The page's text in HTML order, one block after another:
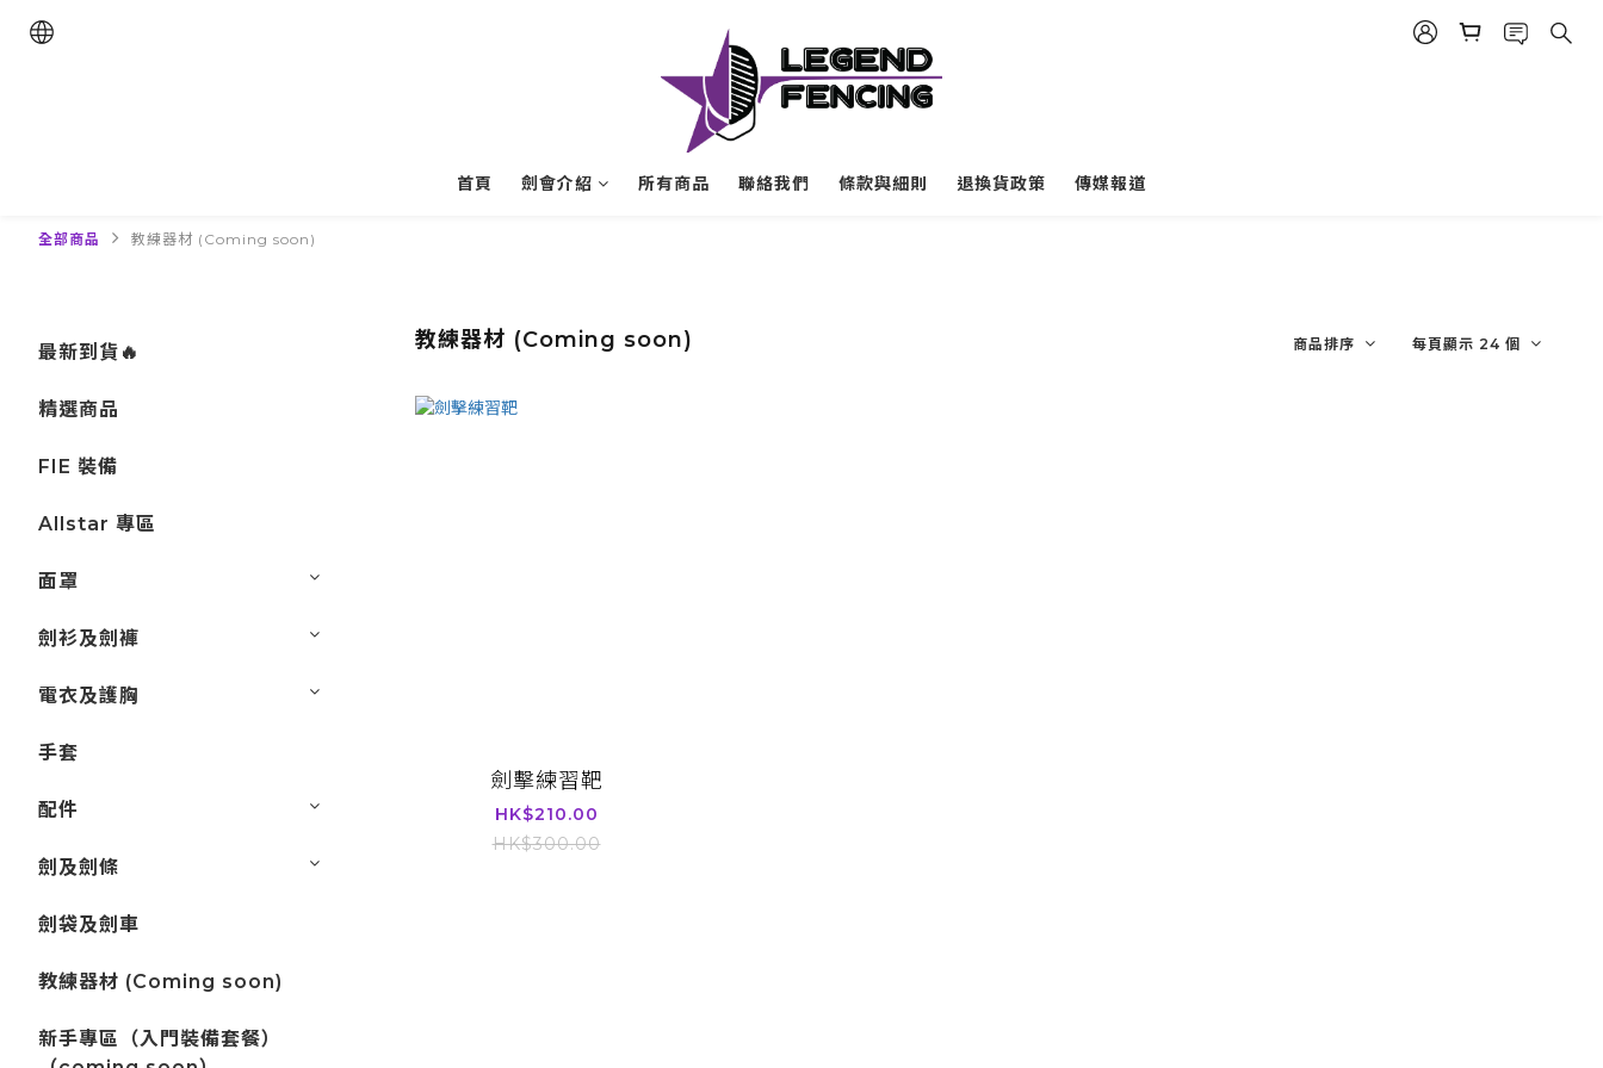
首頁 劍會介紹 所有商品 聯絡我們 條款與細則 退換貨政策 傳媒報道
全部商品 教練器材 (Coming soon)
最新到貨🔥
精選商品
FIE 裝備
Allstar 專區
面罩
劍衫及劍褲
電衣及護胸
手套
配件
劍及劍條
劍袋及劍車
教練器材 (Coming soon)
新手專區（入門裝備套餐）
教練器材 (Coming soon) 商品排序 每頁顯示 24 個
劍擊練習靶
HK$210.00
HK$300.00